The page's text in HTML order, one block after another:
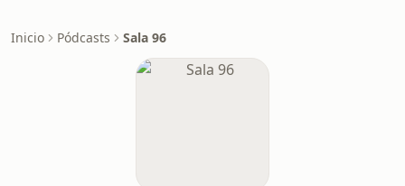
Inicio Pódcasts Sala 96